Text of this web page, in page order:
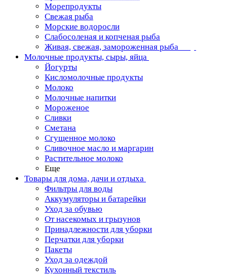
Морепродукты
Свежая рыба
Морские водоросли
Слабосоленая и копченая рыба
Живая, свежая, замороженная рыба
Молочные продукты, сыры, яйца
Йогурты
Кисломолочные продукты
Молоко
Молочные напитки
Мороженое
Сливки
Сметана
Сгущенное молоко
Сливочное масло и маргарин
Растительное молоко
Еще
Товары для дома, дачи и отдыха
Фильтры для воды
Аккумуляторы и батарейки
Уход за обувью
От насекомых и грызунов
Принадлежности для уборки
Перчатки для уборки
Пакеты
Уход за одеждой
Кухонный текстиль